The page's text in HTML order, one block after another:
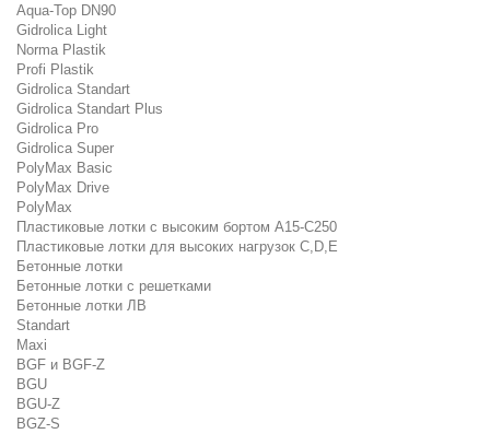
Aqua-Top DN90
Gidrolica Light
Norma Plastik
Profi Plastik
Gidrolica Standart
Gidrolica Standart Plus
Gidrolica Pro
Gidrolica Super
PolyMax Basic
PolyMax Drive
PolyMax
Пластиковые лотки с высоким бортом А15-C250
Пластиковые лотки для высоких нагрузок C,D,E
Бетонные лотки
Бетонные лотки с решетками
Бетонные лотки ЛВ
Standart
Maxi
BGF и BGF-Z
BGU
BGU-Z
BGZ-S